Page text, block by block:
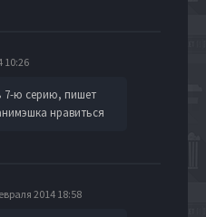
10:26
7-ю серию, пишет
нравиться
2014 18:58